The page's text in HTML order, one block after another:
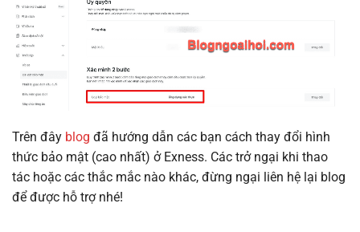
Trên đây blog đã hướng dẫn các bạn cách thay đổi hình
thức bảo mật (cao nhất) ở Exness. Các trở ngại khi thao
tác hoặc các thắc mắc nào khác, đừng ngại liên hệ lại blog
để được hỗ trợ nhé!